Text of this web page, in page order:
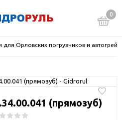
0
для Орловских погрузчиков и
(прямозуб)